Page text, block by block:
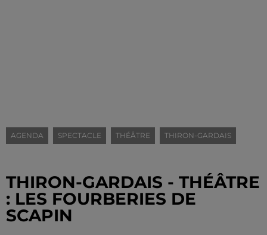
AGENDA SPECTACLE THÉÂTRE THIRON-GARDAIS
THIRON-GARDAIS - THÉÂTRE
: LES FOURBERIES DE
SCAPIN